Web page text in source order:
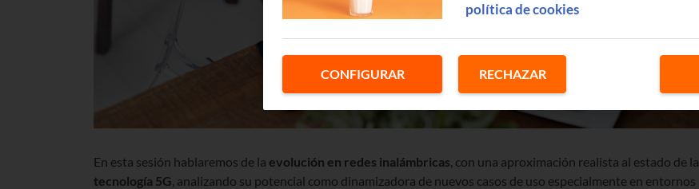
En esta sesión hablaremos de la evolución en redes inalámbricas , con una aproximación realista al estado de la
tecnología 5G , analizando su potencial como dinamizadora de nuevos casos de uso especialmente en entornos
política de cookies
CONFIGURAR RECHAZAR